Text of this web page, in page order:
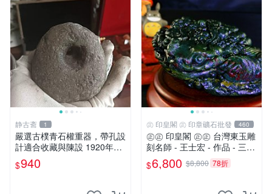
静古斋 1
嚴選古樸青石權重器，帶孔設
計適合收藏與陳設 1920年代
古董 材質石器
$940
㊣ 印皇閣 ㊣ 印章礦石批發 460
㊣㊣ 印皇閣 ㊣㊣ 台灣東玉雕
刻名師 - 王士宏 - 作品 - 三足
金蟾蜍 - 萬貫錢財 (師-01)
$6,800 $8,800 78折